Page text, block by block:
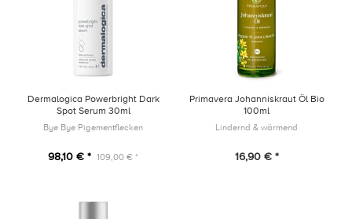
Dermalogica Powerbright Dark
Spot Serum 30ml
Bye Bye Pigementflecken
98,10 € * 109,00 € *
Primavera Johanniskraut Öl Bio
100ml
Lindernd & wärmend
16,90 € *